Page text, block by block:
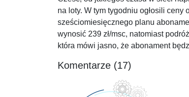
na loty. W tym tygodniu ogłosili
sześciomiesięcznego planu
wynosić 239 zł/msc, natomiast
która mówi jasno, że abonament
Komentarze (17)